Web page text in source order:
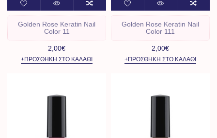
Golden Rose Keratin Nail
Color 11
2,00€
+ΠΡΟΣΘΉΚΗ ΣΤΟ ΚΑΛΆΘΙ
Golden Rose Keratin Nail
Color 111
2,00€
+ΠΡΟΣΘΉΚΗ ΣΤΟ ΚΑΛΆΘΙ